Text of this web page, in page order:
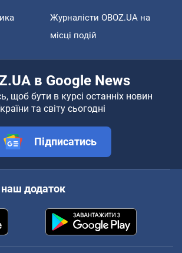
Журналісти OBOZ.UA на
місці подій
в Google News
щоб бути в курсі останніх новин
та світу сьогодні
Підписатись
додаток